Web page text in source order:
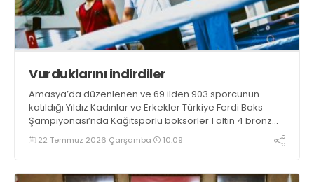
Vurduklarını indirdiler
Amasya’da düzenlenen ve 69 ilden 903 sporcunun
katıldığı Yıldız Kadınlar ve Erkekler Türkiye Ferdi Boks
Şampiyonası’nda Kağıtsporlu boksörler 1 altın 4 bronz
madalya kazandı.
22 Temmuz 2026 Çarşamba 10:09